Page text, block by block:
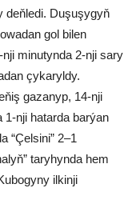
deňledi. Duşuşygyň
gol bilen
minutynda 2-nji sary
çykaryldy.
gazanyp, 14-nji
1-nji hatarda barýan
“Çelsini” 2–1
taryhynda hem
ilkinji